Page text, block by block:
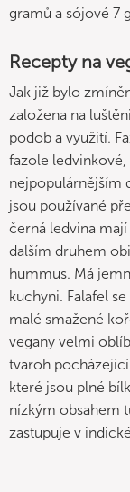
gramů a sójové 7
Recepty na
Jak již bylo
založena na
podob a využití.
fazole ledvinkové,
nejpopulárnějším
jsou používané
černá ledvina
dalším druhem
hummus. Má
kuchyni. Falafel
malé smažené
vegany velmi
tvaroh
které jsou plné
nízkým obsahem
zastupuje v